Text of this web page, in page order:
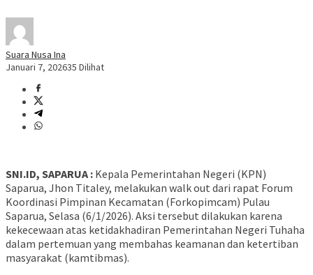
Suara Nusa Ina
Januari 7, 202635 Dilihat
SNI.ID, SAPARUA : Kepala Pemerintahan Negeri (KPN)
Saparua, Jhon Titaley, melakukan walk out dari rapat Forum
Koordinasi Pimpinan Kecamatan (Forkopimcam) Pulau
Saparua, Selasa (6/1/2026). Aksi tersebut dilakukan karena
kekecewaan atas ketidakhadiran Pemerintahan Negeri Tuhaha
dalam pertemuan yang membahas keamanan dan ketertiban
masyarakat (kamtibmas).